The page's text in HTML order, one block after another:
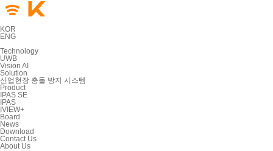
KOR
ENG
Technology
UWB
Vision AI
Solution
산업현장 충돌 방지 시스템
Product
IPAS SE
IPAS
IVIEW+
Board
News
Download
Contact Us
About Us